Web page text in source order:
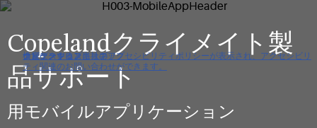
クリックすると当社のアクセシビリティポリシーが表示され、アクセシビリ
ティ関連のお問い合わせができます。
ナビゲーションにスキップ
コンテンツにスキップ
検索にスキップ
Copelandクライメイト製
品サポート
用モバイルアプリケーション